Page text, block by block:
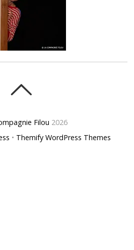
Filou 2026
• Themify WordPress Themes